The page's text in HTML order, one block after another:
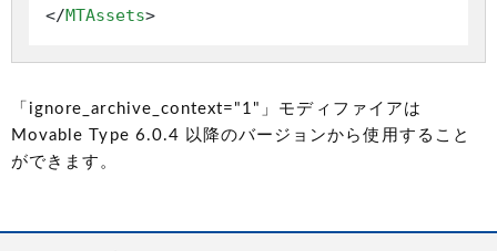
</MTAssets>
「ignore_archive_context="1"」モディファイアは
Movable Type 6.0.4 以降のバージョンから使用すること
ができます。